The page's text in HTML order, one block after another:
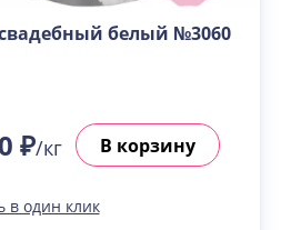
белый №3060
₽/кг В корзину
в один клик